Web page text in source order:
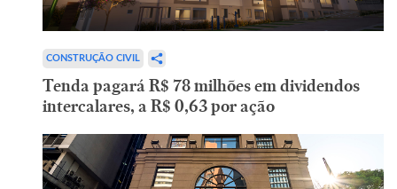
CONSTRUÇÃO CIVIL
Tenda pagará R$ 78 milhões em dividendos
intercalares, a R$ 0,63 por ação